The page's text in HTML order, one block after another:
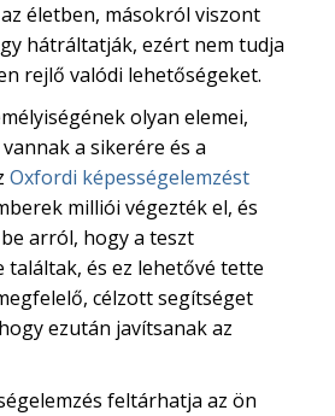
életben, másokról viszont
hátráltatják, ezért nem tudja
rejlő valódi lehetőségeket.
olyan elemei,
a sikerére és a
Oxfordi képességelemzést
milliói végezték el, és
arról, hogy a teszt
találtak, és ez lehetővé tette
célzott segítséget
ezután javítsanak az
feltárhatja az ön